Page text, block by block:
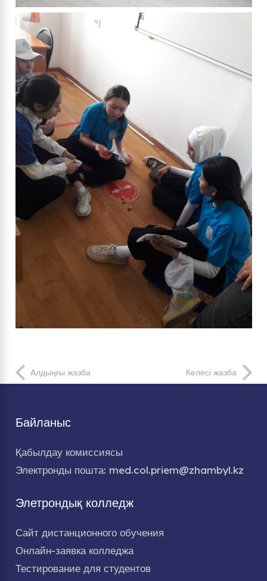
Алдыңғы жазба Келесі жазба
Байланыс
Қабылдау комиссиясы
Электронды пошта: med.col.priem@zhambyl.kz
Элетрондық колледж
Сайт дистанционного обучения
Онлайн-заявка колледжа
Тестирование для студентов